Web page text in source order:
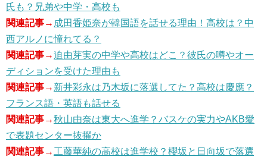
氏も？兄弟や中学・高校も
関連記事→ 成田香姫奈が韓国語を話せる理由！高校は？中
西アルノに憧れてる？
関連記事→迫由芽実の中学や高校はどこ？彼氏の噂やオー
ディションを受けた理由も
関連記事→ 新井彩永は乃木坂に落選してた？高校は慶應？
フランス語・英語も話せる
関連記事→秋山由奈は東大へ進学？バスケの実力やAKB愛
で表題センター抜擢か
関連記事→ 工藤華純の高校は進学校？櫻坂と日向坂で落選